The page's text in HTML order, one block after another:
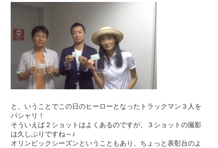
と、いうことでこの日のヒーローとなったトラックマン３人を
パシャリ！
そういえば２ショットはよくあるのですが、３ショットの撮影
は久しぶりですね～♪
オリンピックシーズンということもあり、ちょっと表彰台のよ